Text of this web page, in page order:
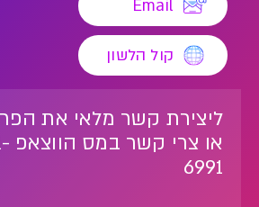
Email
קול הלשון
ליצירת קשר מלאי את
6991